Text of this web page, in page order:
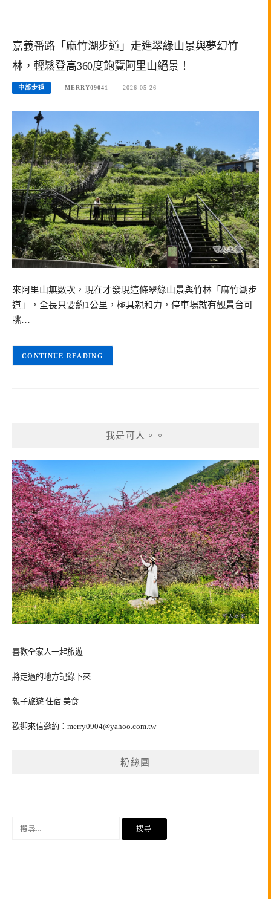
嘉義番路「麻竹湖步道」走進翠綠山景與夢幻竹
林，輕鬆登高360度飽覽阿里山絕景！
中部步道 MERRY09041 2026-05-26
來阿里山無數次，現在才發現這條翠綠山景與竹林「麻竹湖步
道」，全長只要約1公里，極具親和力，停車場就有觀景台可
眺…
CONTINUE READING
我是可人。。
喜歡全家人一起旅遊
將走過的地方記錄下來
親子旅遊 住宿 美食
歡迎來信邀約： merry0904@yahoo.com.tw
粉絲團